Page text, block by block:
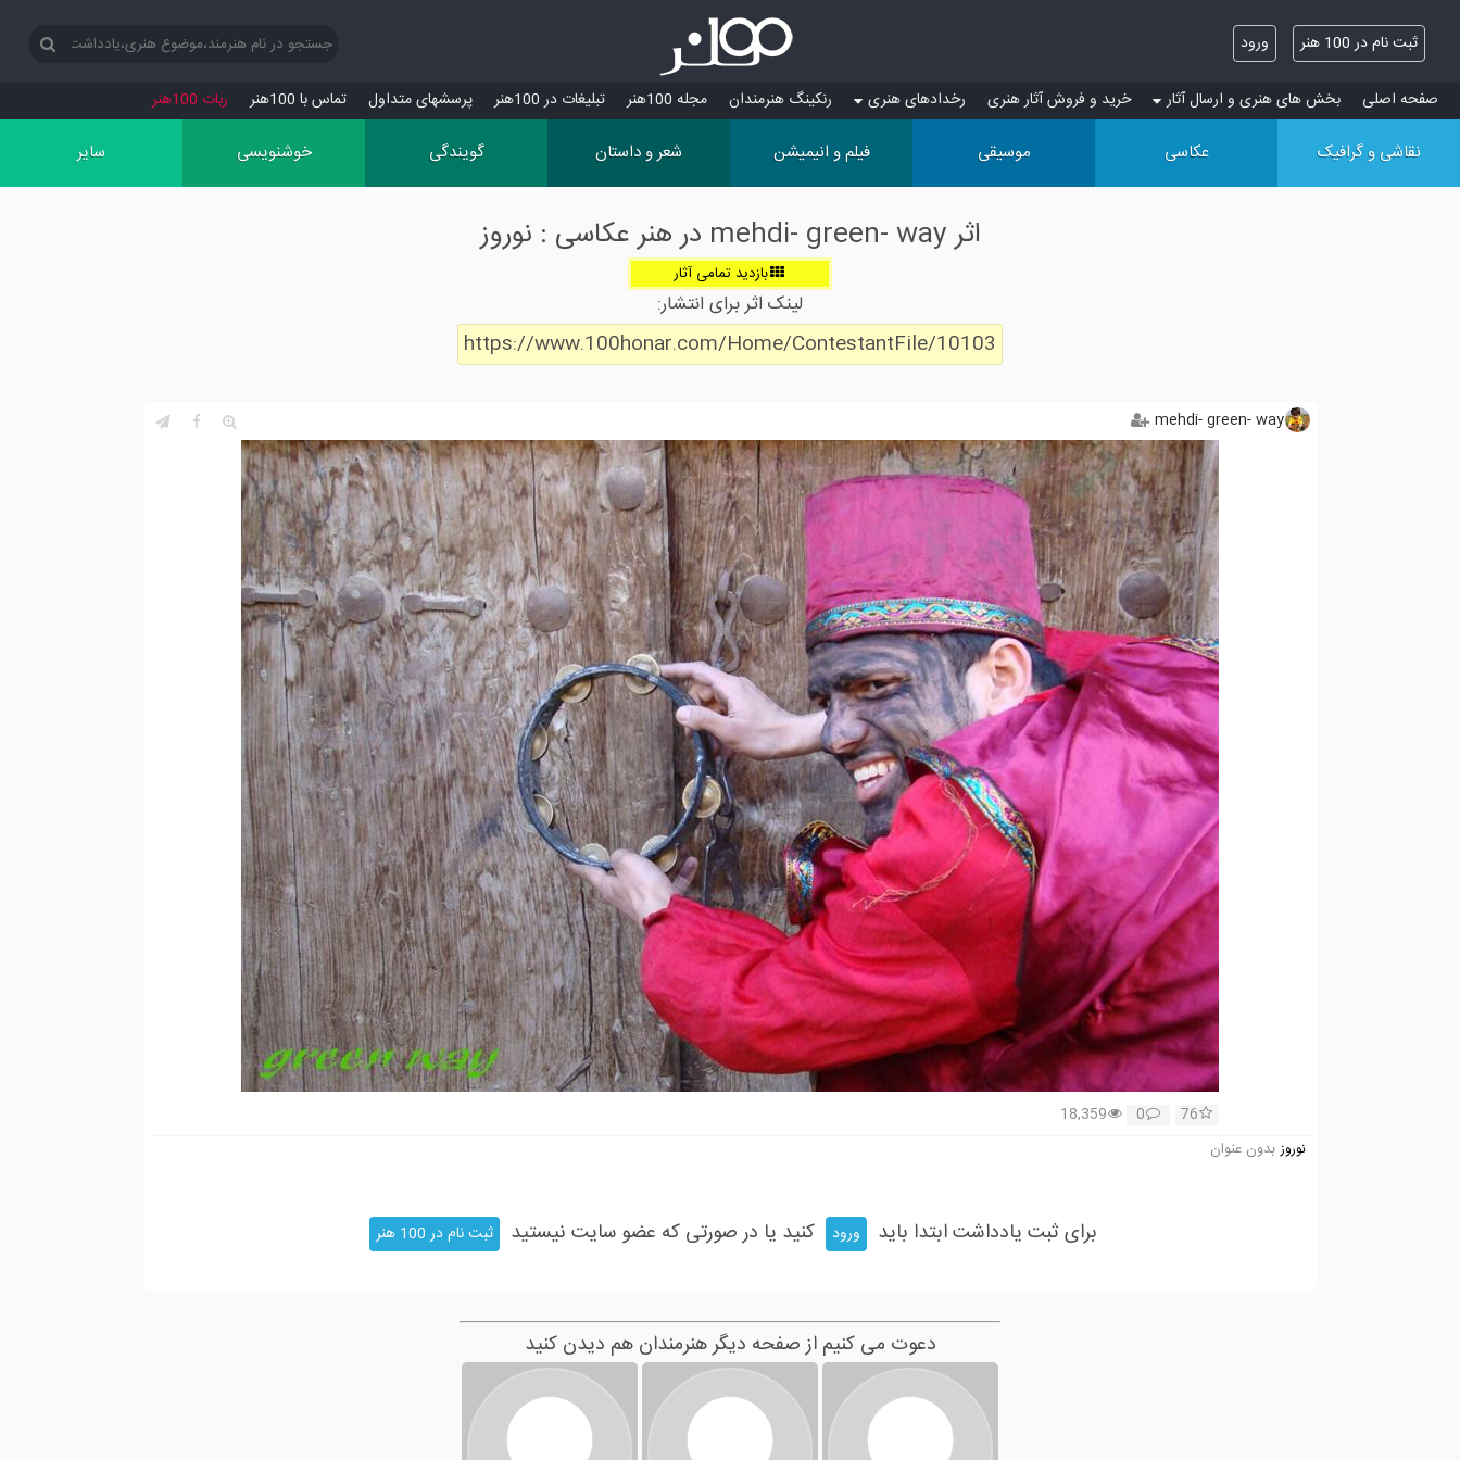
ثبت نام در 100 هنر ورود
صفحه اصلی بخش های هنری و ارسال آثار خرید و فروش آثار هنری رخدادهای هنری رنکینگ هنرمندان مجله 100هنر تبلیغات در 100هنر پرسش‏های متداول تماس با 100هنر ربات 100هنر
نقاشی و گرافیک عکاسی موسیقی فیلم و انیمیشن شعر و داستان گویندگی خوشنویسی سایر
اثر mehdi- green- way در هنر عکاسی : نوروز
بازدید تمامی آثار
لینک اثر برای انتشار:
https://www.100honar.com/Home/ContestantFile/10103
mehdi- green- way
76
0
18,359
نوروز بدون عنوان
برای ثبت یادداشت ابتدا باید ورود کنید یا در صورتی که عضو سایت نیستید ثبت نام در 100 هنر
دعوت می کنیم از صفحه دیگر هنرمندان هم دیدن کنید